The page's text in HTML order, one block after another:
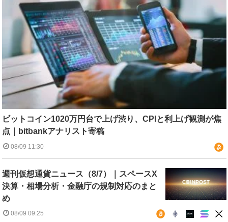
ビットコイン1020万円台で上げ渋り、CPIと利上げ観測が焦
点｜bitbankアナリスト寄稿
08/09 11:30
週刊仮想通貨ニュース（8/7）｜スペースX
決算・相場分析・金融庁の規制対応のまと
め
08/09 09:25